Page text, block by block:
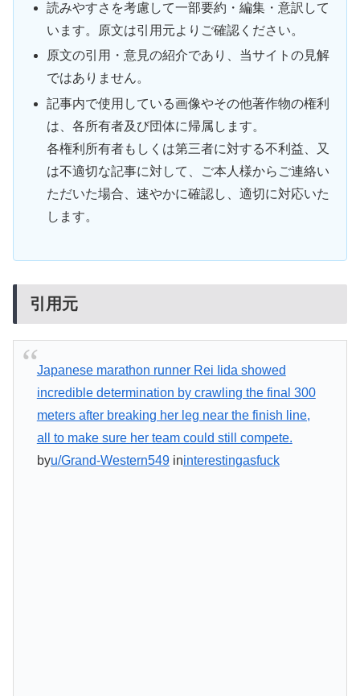
読みやすさを考慮して一部要約・編集・意訳して
います。原文は引用元よりご確認ください。
原文の引用・意見の紹介であり、当サイトの見解
ではありません。
記事内で使用している画像やその他著作物の権利
は、各所有者及び団体に帰属します。
各権利所有者もしくは第三者に対する不利益、又
は不適切な記事に対して、ご本人様からご連絡い
ただいた場合、速やかに確認し、適切に対応いた
します。
引用元
Japanese marathon runner Rei Iida showed
incredible determination by crawling the final 300
meters after breaking her leg near the finish line,
all to make sure her team could still compete.
byu/Grand-Western549ininterestingasfuck